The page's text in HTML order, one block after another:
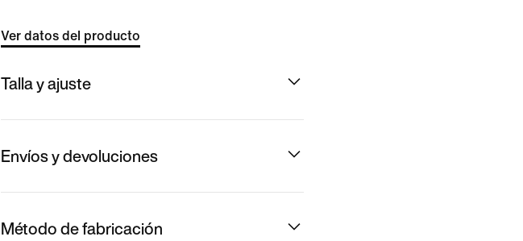
Ver datos del producto
Talla y ajuste
Envíos y devoluciones
Método de fabricación